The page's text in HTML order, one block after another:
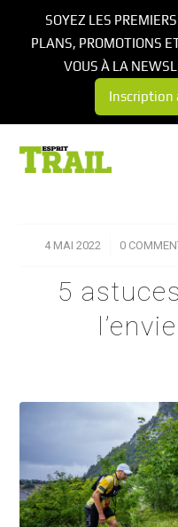
4 MAI 2022
/ 0 /
5
SOYEZ LES
PLANS, PROMOTIONS
VOUS À LA
Inscription